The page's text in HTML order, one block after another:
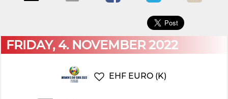
BlogsSofabold
Kontakt
bruger
ind
FRIDAY, 4. NOVEMBER 2022
EHF EURO (K)